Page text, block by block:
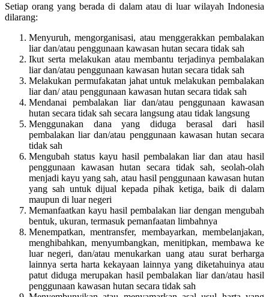
Setiap orang yang berada di dalam atau di luar wilayah Indonesia
dilarang:
Menyuruh, mengorganisasi, atau menggerakkan pembalakan
liar dan/atau penggunaan kawasan hutan secara tidak sah
Ikut serta melakukan atau membantu terjadinya pembalakan
liar dan/atau penggunaan kawasan hutan secara tidak sah
Melakukan permufakatan jahat untuk melakukan pembalakan
liar dan/ atau penggunaan kawasan hutan secara tidak sah
Mendanai pembalakan liar dan/atau penggunaan kawasan
hutan secara tidak sah secara langsung atau tidak langsung
Menggunakan dana yang diduga berasal dari hasil
pembalakan liar dan/atau penggunaan kawasan hutan secara
tidak sah
Mengubah status kayu hasil pembalakan liar dan atau hasil
penggunaan kawasan hutan secara tidak sah, seolah-olah
menjadi kayu yang sah, atau hasil penggunaan kawasan hutan
yang sah untuk dijual kepada pihak ketiga, baik di dalam
maupun di luar negeri
Memanfaatkan kayu hasil pembalakan liar dengan mengubah
bentuk, ukuran, termasuk pemanfaatan limbahnya
Menempatkan, mentransfer, membayarkan, membelanjakan,
menghibahkan, menyumbangkan, menitipkan, membawa ke
luar negeri, dan/atau menukarkan uang atau surat berharga
lainnya serta harta kekayaan lainnya yang diketahuinya atau
patut diduga merupakan hasil pembalakan liar dan/atau hasil
penggunaan kawasan hutan secara tidak sah